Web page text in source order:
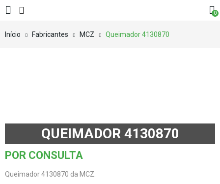
0
Início Fabricantes MCZ Queimador 4130870
QUEIMADOR 4130870
POR CONSULTA
Queimador 4130870 da MCZ.